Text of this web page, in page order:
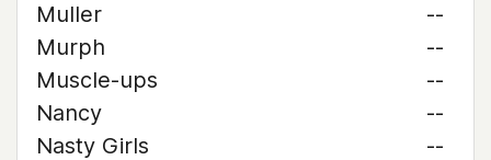
Muller
--
Murph
--
Muscle-ups
--
Nancy
--
Nasty Girls
--